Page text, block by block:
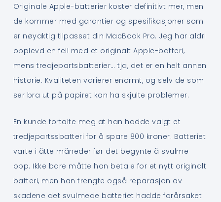
Originale Apple-batterier koster definitivt mer, men
de kommer med garantier og spesifikasjoner som
er nøyaktig tilpasset din MacBook Pro. Jeg har aldri
opplevd en feil med et originalt Apple-batteri,
mens tredjepartsbatterier… tja, det er en helt annen
historie. Kvaliteten varierer enormt, og selv de som
ser bra ut på papiret kan ha skjulte problemer.
En kunde fortalte meg at han hadde valgt et
tredjepartssbatteri for å spare 800 kroner. Batteriet
varte i åtte måneder før det begynte å svulme
opp. Ikke bare måtte han betale for et nytt originalt
batteri, men han trengte også reparasjon av
skadene det svulmede batteriet hadde forårsaket